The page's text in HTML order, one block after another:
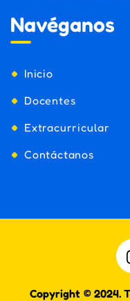
Navéganos
Inicio
Docentes
Extracurricular
Contáctanos
Copyright © 2024.